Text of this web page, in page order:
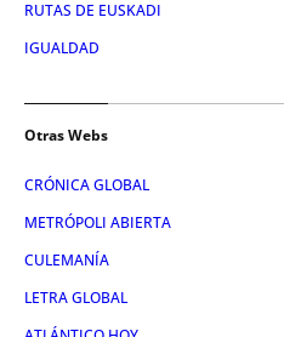
RUTAS DE EUSKADI
IGUALDAD
Otras Webs
CRÓNICA GLOBAL
METRÓPOLI ABIERTA
CULEMANÍA
LETRA GLOBAL